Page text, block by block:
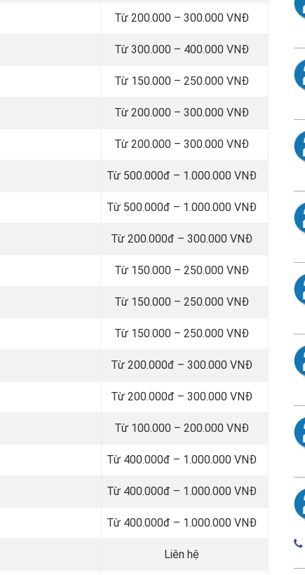
Từ 200.000 – 300.000 VNĐ
Từ 300.000 – 400.000 VNĐ
Từ 150.000 – 250.000 VNĐ
Từ 200.000 – 300.000 VNĐ
Từ 200.000 – 300.000 VNĐ
Từ 500.000đ – 1.000.000 VNĐ
Từ 500.000đ – 1.000.000 VNĐ
Từ 200.000đ – 300.000 VNĐ
Từ 150.000 – 250.000 VNĐ
Từ 150.000 – 250.000 VNĐ
Từ 150.000 – 250.000 VNĐ
Từ 200.000đ – 300.000 VNĐ
Từ 200.000đ – 300.000 VNĐ
Từ 100.000 – 200.000 VNĐ
Từ 400.000đ – 1.000.000 VNĐ
Từ 400.000đ – 1.000.000 VNĐ
Từ 400.000đ – 1.000.000 VNĐ
Liên hệ